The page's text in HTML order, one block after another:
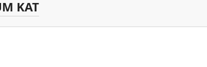
KAT